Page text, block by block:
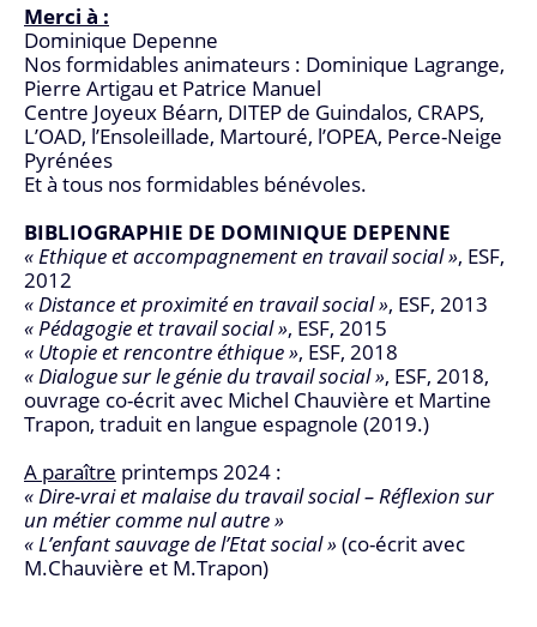
Merci à :
Dominique Depenne
Nos formidables animateurs : Dominique Lagrange,
Pierre Artigau et Patrice Manuel
Centre Joyeux Béarn, DITEP de Guindalos, CRAPS,
L’OAD, l’Ensoleillade, Martouré, l’OPEA, Perce-Neige
Pyrénées
Et à tous nos formidables bénévoles.
BIBLIOGRAPHIE DE DOMINIQUE DEPENNE
« Ethique et accompagnement en travail social », ESF,
2012
« Distance et proximité en travail social », ESF, 2013
« Pédagogie et travail social », ESF, 2015
« Utopie et rencontre éthique », ESF, 2018
« Dialogue sur le génie du travail social », ESF, 2018,
ouvrage co-écrit avec Michel Chauvière et Martine
Trapon, traduit en langue espagnole (2019.)
A paraître printemps 2024 :
« Dire-vrai et malaise du travail social – Réflexion sur
un métier comme nul autre »
« L’enfant sauvage de l’Etat social »(co-écrit avec
M.Chauvière et M.Trapon)